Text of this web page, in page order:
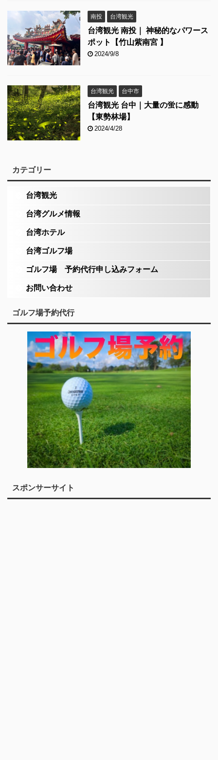
南投 台湾観光
台湾観光 南投｜ 神秘的なパワース
ポット【竹山紫南宮 】
2024/9/8
台湾観光 台中市
台湾観光 台中｜大量の蛍に感動
【東勢林場】
2024/4/28
カテゴリー
台湾観光
台湾グルメ情報
台湾ホテル
台湾ゴルフ場
ゴルフ場 予約代行申し込みフォーム
お問い合わせ
ゴルフ場予約代行
スポンサーサイト